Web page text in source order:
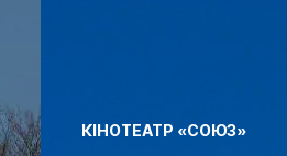
КІНОТЕАТР «СОЮЗ»